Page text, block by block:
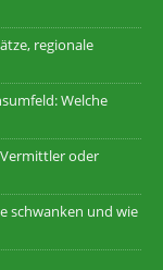
regionale
Welche
oder
schwanken und wie